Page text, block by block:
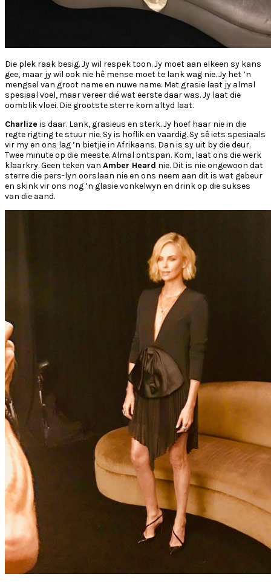
Die plek raak besig. Jy wil respek toon. Jy moet aan elkeen sy kans
gee, maar jy wil ook nie hê mense moet te lank wag nie. Jy het ’n
mengsel van groot name en nuwe name. Met grasie laat jy almal
spesiaal voel, maar vereer dié wat eerste daar was. Jy laat die
oomblik vloei. Die grootste sterre kom altyd laat.
Charlize is daar. Lank, grasieus en sterk. Jy hoef haar nie in die
regte rigting te stuur nie. Sy is hoflik en vaardig. Sy sê iets spesiaals
vir my en ons lag ’n bietjie in Afrikaans. Dan is sy uit by die deur.
Twee minute op die meeste. Almal ontspan. Kom, laat ons die werk
klaarkry. Geen teken van Amber Heard nie. Dit is nie ongewoon dat
sterre die pers-lyn oorslaan nie en ons neem aan dit is wat gebeur
en skink vir ons nog ’n glasie vonkelwyn en drink op die sukses
van die aand.